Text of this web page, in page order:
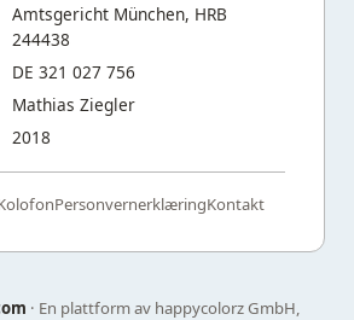
Amtsgericht München, HRB
244438
DE 321 027 756
Mathias Ziegler
2018
PersonvernerklæringKontakt
· En plattform av happycolorz GmbH,